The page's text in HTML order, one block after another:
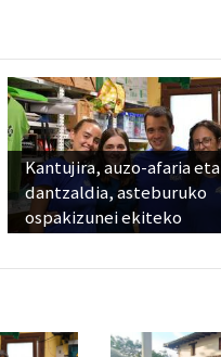
Kantujira, auzo-afaria eta
dantzaldia, asteburuko
ospakizunei ekiteko